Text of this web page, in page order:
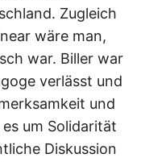
Zugleich
wäre man,
war. Biller war
verlässt und
und
um Solidarität
Diskussion